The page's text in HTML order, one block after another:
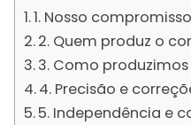
1. Nosso compromisso
2. Quem produz o
3. Como
4. Precisão e
5. Independência e